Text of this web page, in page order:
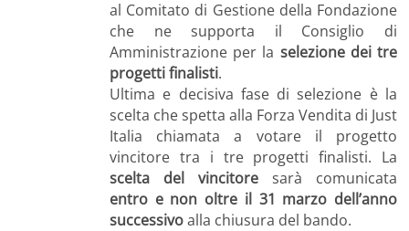
al Comitato di Gestione della Fondazione
che ne supporta il Consiglio di
Amministrazione per la selezione dei tre
progetti finalisti.
Ultima e decisiva fase di selezione è la
scelta che spetta alla Forza Vendita di Just
Italia chiamata a votare il progetto
vincitore tra i tre progetti finalisti. La
scelta del vincitore sarà comunicata
entro e non oltre il 31 marzo dell’anno
successivoalla chiusura del bando.